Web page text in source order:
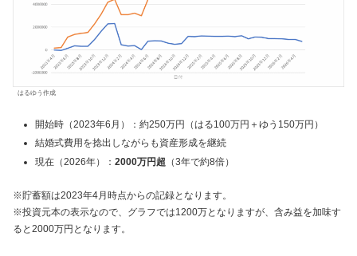
はるゆう作成
開始時（2023年6月）：約250万円（はる100万円＋ゆう150万円）
結婚式費用を捻出しながらも資産形成を継続
現在（2026年）：2000万円超 （3年で約8倍）
※貯蓄額は2023年4月時点からの記録となります。
※投資元本の表示なので、グラフでは1200万となりますが、含み益を加味す
ると2000万円となります。